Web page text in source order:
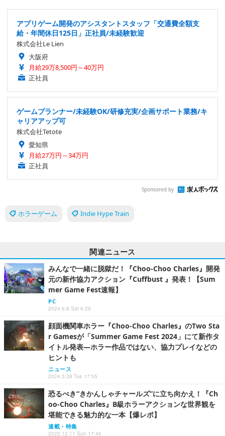
アプリゲーム開発のアシスタントスタッフ「交通費全額支
給・年間休日125日」正社員/未経験歓迎
株式会社Le Lien
大阪府
月給29万8,500円～40万円
正社員
ゲームプランナー/未経験OK/研修充実/企画サポート業務/キ
ャリアアップ可
株式会社Tetote
愛知県
月給27万円～34万円
正社員
Sponsored by
ホラーゲーム Indie Hype Train
関連ニュース
みんなで一緒に脱獄だ！『Choo-Choo Charles』開発
元の新作協力アクション『Cuffbust 』発表！【Sum
mer Game Fest速報】
PC
2024.6.8 Sat 6:29
顔面機関車ホラー『Choo-Choo Charles』のTwo Sta
r Gamesが「Summer Game Fest 2024」にて新作タ
イトル発表―ホラー作品ではない、協力プレイなどの
ヒントも
ニュース
2024.5.28 Tue 17:55
恐るべき“きかんしゃチャールズ”に立ち向かえ！『Ch
oo-Choo Charles』B級ホラーアクションな世界観を
堪能できる魅力的な一本【爆レポ】
連載・特集
2022.12.11 Sun 17:45